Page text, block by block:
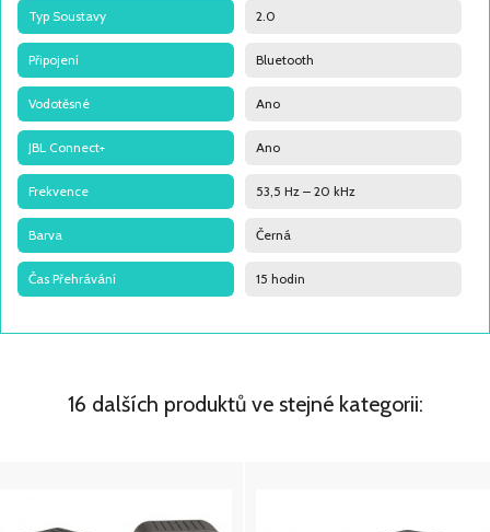
Typ Soustavy 2.0
Připojení Bluetooth
Vodotěsné Ano
JBL Connect+ Ano
Frekvence 53,5 Hz – 20 kHz
Barva Černá
Čas Přehrávání 15 hodin
16 dalších produktů ve stejné kategorii: